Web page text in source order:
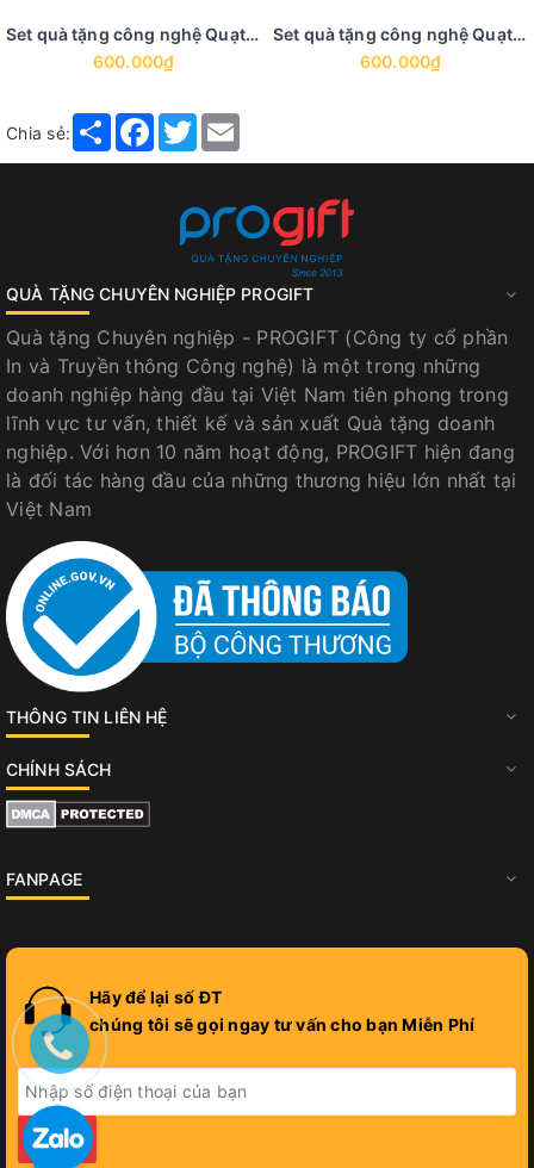
Set quà tặng công nghệ Quạt điện, cáp sạc đa năng
600.000₫
Set quà tặng công nghệ Quạt điện mini, loa bluetooth
600.000₫
Chia sẻ: Share Facebook
Twitter
QUÀ TẶNG CHUYÊN NGHIỆP PROGIFT
Quà tặng Chuyên nghiệp - PROGIFT (Công ty cổ phần
In và Truyền thông Công nghệ) là một trong những
doanh nghiệp hàng đầu tại Việt Nam tiên phong trong
lĩnh vực tư vấn, thiết kế và sản xuất Quà tặng doanh
nghiệp. Với hơn 10 năm hoạt động, PROGIFT hiện đang
là đối tác hàng đầu của những thương hiệu lớn nhất tại
Việt Nam
THÔNG TIN LIÊN HỆ
CHÍNH SÁCH
FANPAGE
Hãy để lại số ĐT
chúng tôi sẽ gọi ngay tư vấn cho bạn Miễn Phí
GỬI